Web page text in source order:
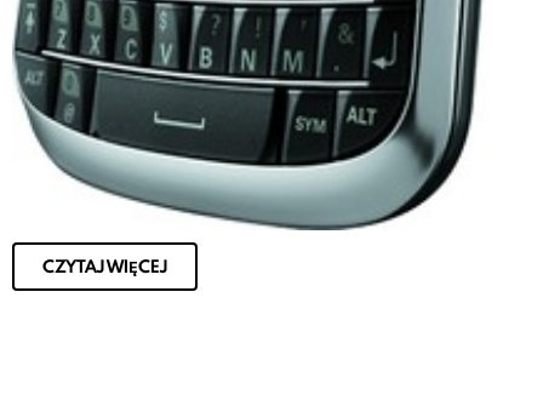
CZYTAJ WIĘCEJ